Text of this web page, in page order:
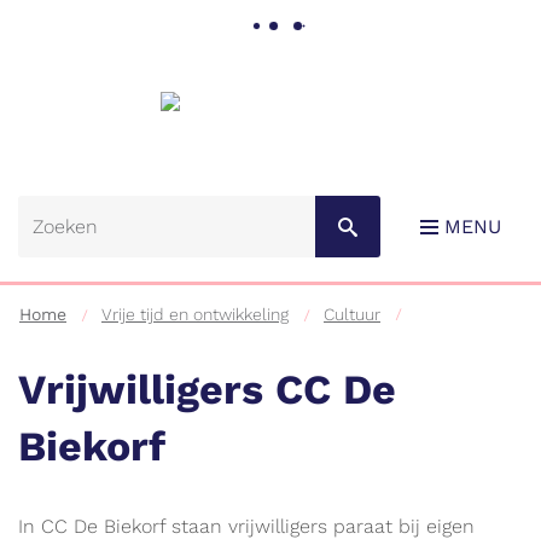
MENU
Home Vrije tijd en ontwikkeling Cultuur
Vrijwilligers CC De
Biekorf
In CC De Biekorf staan vrijwilligers paraat bij eigen